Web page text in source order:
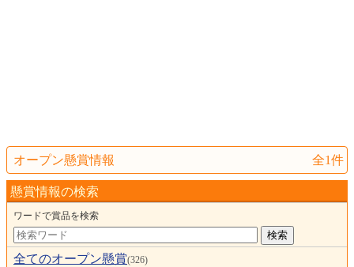
オープン懸賞情報 全1件
懸賞情報の検索
ワードで賞品を検索
全てのオープン懸賞(326)